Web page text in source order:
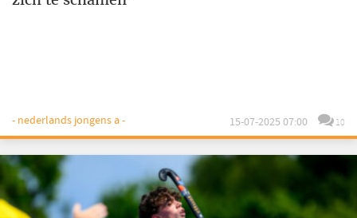
- nederlands jongens a - 15-07-2025 07:00 10